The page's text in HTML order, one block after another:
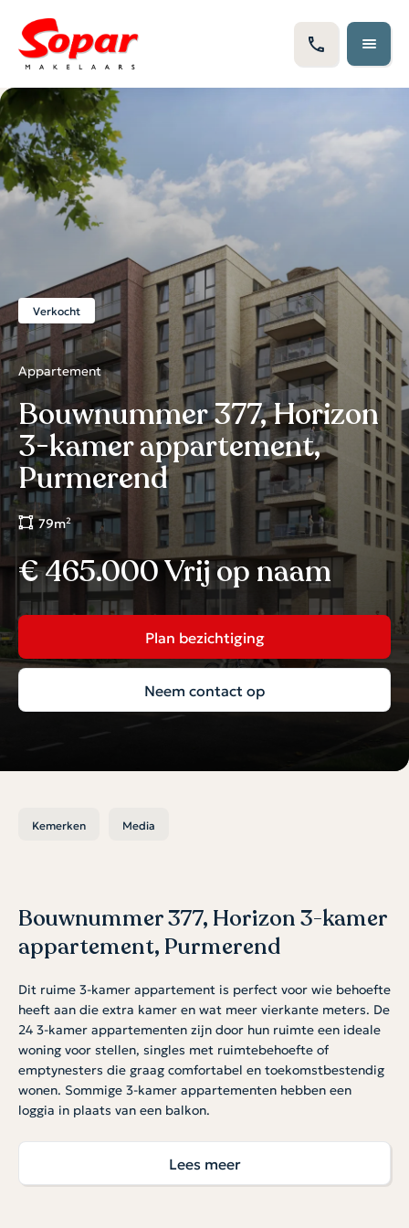
Verkocht
Appartement
Bouwnummer 377, Horizon
3-kamer appartement,
Purmerend
79m²
€ 465.000 Vrij op naam
Plan bezichtiging
Neem contact op
Kemerken Media
Bouwnummer 377, Horizon 3-kamer
appartement, Purmerend
Dit ruime 3-kamer appartement is perfect voor wie behoefte
heeft aan die extra kamer en wat meer vierkante meters. De
24 3-kamer appartementen zijn door hun ruimte een ideale
woning voor stellen, singles met ruimtebehoefte of
emptynesters die graag comfortabel en toekomstbestendig
wonen. Sommige 3-kamer appartementen hebben een
loggia in plaats van een balkon.
Duurzaam & toekomstgericht
Je woont energiezuinig dankzij A+++, de WKO installatie en
Lees meer